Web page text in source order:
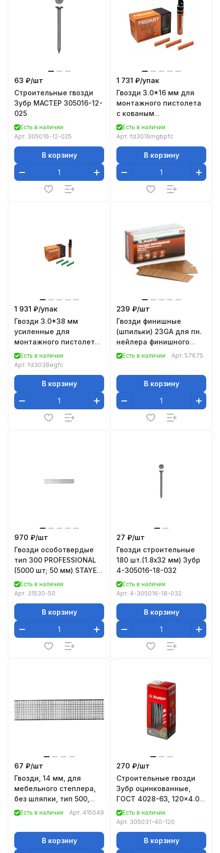
63 ₽/шт
Строительные гвозди
Зубр МАСТЕР 305016-12-
025
Есть в наличии
Арт. 305016-12-025
В корзину
1 731 ₽/упак
Гвозди 3.0*16 мм для
монтажного пистолета
с кованым
наконечником Bullet
point с газовым
Есть в наличии
Арт. fd3016mgbpfc
В корзину
1 931 ₽/упак
Гвозди 3.0*38 мм
усиленные для
монтажного пистолета
в комплекте с газовым
баллоном 165 мм
Есть в наличии
Арт. fd3038egfc
В корзину
239 ₽/шт
Гвозди финишные
(шпильки) 23GA для пн.
нейлера финишного
диам. 0,64 мм длина
Есть в наличии Арт. 57675
В корзину
970 ₽/шт
Гвозди особотвердые
тип 300 PROFESSIONAL
(5000 шт; 50 мм) STAYER
31530-50
Есть в наличии
Арт. 31530-50
В корзину
27 ₽/шт
Гвозди строительные
180 шт.(1.8х32 мм) Зубр
4-305016-18-032
Есть в наличии
Арт. 4-305016-18-032
В корзину
67 ₽/шт
Гвозди, 14 мм, для
мебельного степлера,
без шляпки, тип 500,
1000 шт// MTX
Есть в наличии Арт. 415049
В корзину
270 ₽/шт
Строительные гвозди
Зубр оцинкованные,
ГОСТ 4028-63, 120x4.0
мм, 1 кг 305031-40-120
Есть в наличии
Арт. 305031-40-120
В корзину